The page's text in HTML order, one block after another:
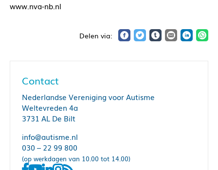
www.nva-nb.nl
Contact
Nederlandse Vereniging voor Autisme
Weltevreden 4a
3731 AL De Bilt
info@autisme.nl
030 – 22 99 800
(op werkdagen van 10.00 tot 14.00)